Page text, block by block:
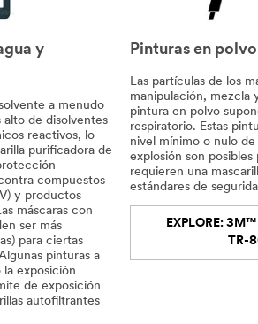
y
a menudo
de disolventes
reactivos, lo
purificadora de
compuestos
y productos
máscaras con
ser más
para ciertas
pinturas a
la exposición
de exposición
autofiltrantes
Pinturas en
Las partículas de los
manipulación, mezcla
pintura en polvo
respiratorio. Estas
nivel mínimo o nulo
explosión son posibles
requieren una
estándares de
EXPLORE:
TR-